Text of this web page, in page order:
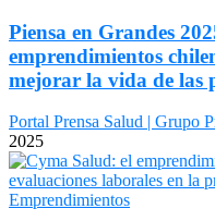
Piensa en Grandes
emprendimientos
mejorar la vida de las
Portal Prensa Salud | Grupo
2025
Emprendimientos